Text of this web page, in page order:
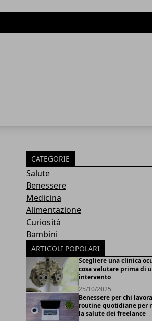
CATEGORIE
Salute
Benessere
Medicina
Alimentazione
Curiosità
Bambini
ARTICOLI POPOLARI
Scegliere una clinica
cosa valutare prima di
intervento
25/10/2025
Benessere per chi
routine quotidiane per
la salute dei freelance